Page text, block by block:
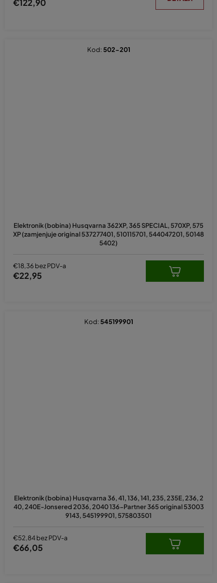
€122,90
Elektronik (bobina) Husqvarna 362XP, 365 SPECIAL, 570XP, 575
XP (zamjenjuje original 537277401, 510115701, 544047201, 50148
5402)
proizvoda
je
5,0
€18,36 bez PDV-a
€22,95
Kod: 502-201
Elektronik (bobina) Husqvarna 36, 41, 136, 141, 235, 235E, 236, 2
40, 240E-Jonsered 2036, 2040 136-Partner 365 original 53003
9143, 545199901, 575803501
€52,84 bez PDV-a
€66,05
Kod: 545199901